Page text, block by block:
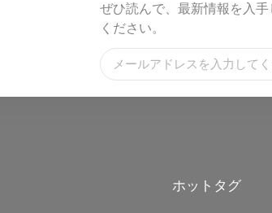
ぜひ読んで、最新情報を入
ください。
ホットタグ